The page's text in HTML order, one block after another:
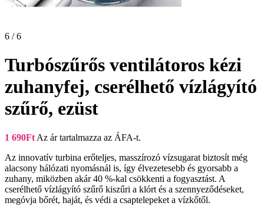
6 / 6
Turbószűrős ventilátoros kézi
zuhanyfej, cserélhető vízlágyító
szűrő, ezüst
1 690Ft Az ár tartalmazza az ÁFA-t.
Az innovatív turbina erőteljes, masszírozó vízsugarat biztosít még
alacsony hálózati nyomásnál is, így élvezetesebb és gyorsabb a
zuhany, miközben akár 40 %-kal csökkenti a fogyasztást. A
cserélhető vízlágyító szűrő kiszűri a klórt és a szennyeződéseket,
megóvja bőrét, haját, és védi a csaptelepeket a vízkőtől.